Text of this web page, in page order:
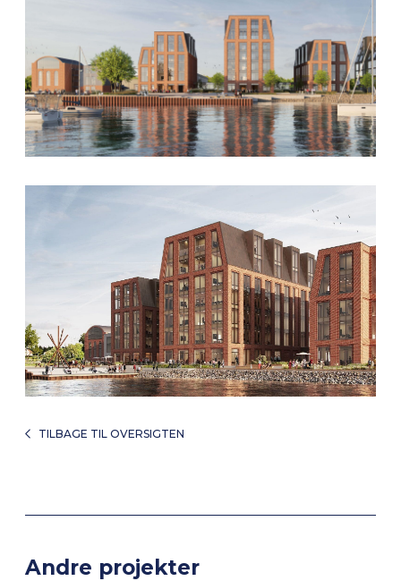
TILBAGE TIL OVERSIGTEN
Andre projekter